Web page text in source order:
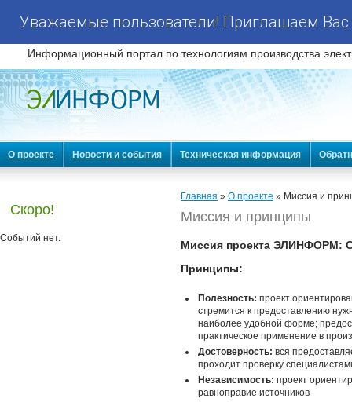
Уважаемые пользователи! Приглашаем
Информационный портал по технологиям производства
О проекте Новости и события Техническая информация
Скоро!
Событий нет.
Главная » О проекте » Миссия и
Миссия и принципы
Миссия проекта ЭЛИНФОРМ:
Принципы:
Полезность: проект
стремится к предоставлению
наиболее удобной форме;
практическое применение в
Достоверность: вся
проходит проверку
Независимость: проект
равноправие источников